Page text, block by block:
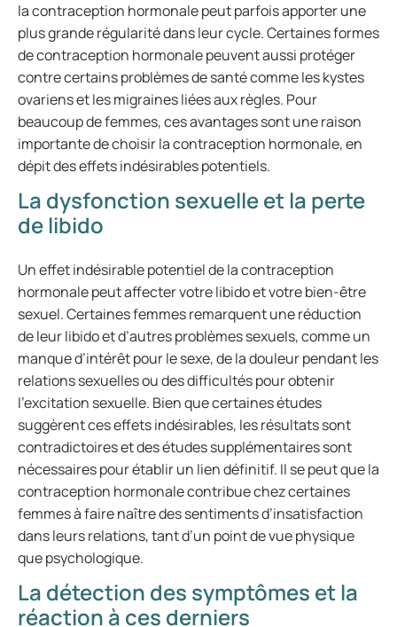
la contraception hormonale peut parfois apporter une
plus grande régularité dans leur cycle. Certaines formes
de contraception hormonale peuvent aussi protéger
contre certains problèmes de santé comme les kystes
ovariens et les migraines liées aux règles. Pour
beaucoup de femmes, ces avantages sont une raison
importante de choisir la contraception hormonale, en
dépit des effets indésirables potentiels.
La dysfonction sexuelle et la perte
de libido
Un effet indésirable potentiel de la contraception
hormonale peut affecter votre libido et votre bien-être
sexuel. Certaines femmes remarquent une réduction
de leur libido et d’autres problèmes sexuels, comme un
manque d’intérêt pour le sexe, de la douleur pendant les
relations sexuelles ou des difficultés pour obtenir
l’excitation sexuelle. Bien que certaines études
suggèrent ces effets indésirables, les résultats sont
contradictoires et des études supplémentaires sont
nécessaires pour établir un lien définitif. Il se peut que la
contraception hormonale contribue chez certaines
femmes à faire naître des sentiments d’insatisfaction
dans leurs relations, tant d’un point de vue physique
que psychologique.
La détection des symptômes et la
réaction à ces derniers